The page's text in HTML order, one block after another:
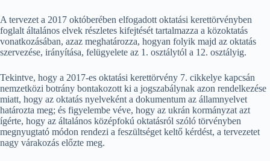
A tervezet a 2017 októberében elfogadott oktatási kerettörvényben
foglalt általános elvek részletes kifejtését tartalmazza a közoktatás
vonatkozásában, azaz meghatározza, hogyan folyik majd az oktatás
szervezése, irányítása, felügyelete az 1. osztálytól a 12. osztályig.
Tekintve, hogy a 2017-es oktatási kerettörvény 7. cikkelye kapcsán
nemzetközi botrány bontakozott ki a jogszabálynak azon rendelkezése
miatt, hogy az oktatás nyelveként a dokumentum az államnyelvet
határozta meg; és figyelembe véve, hogy az ukrán kormányzat azt
ígérte, hogy az általános középfokú oktatásról szóló törvényben
megnyugtató módon rendezi a feszültséget keltő kérdést, a tervezetet
nagy várakozás előzte meg.